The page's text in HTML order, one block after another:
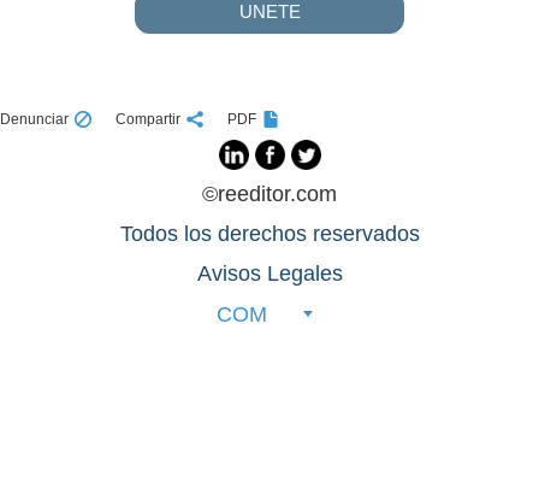
UNETE
Denunciar Compartir PDF
©reeditor.com
Todos los derechos reservados
Avisos Legales